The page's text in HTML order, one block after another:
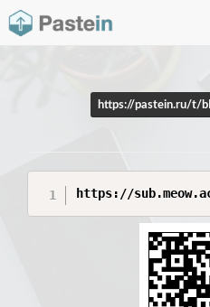
https://pastein.ru/t/
https://sub.meow.ac/